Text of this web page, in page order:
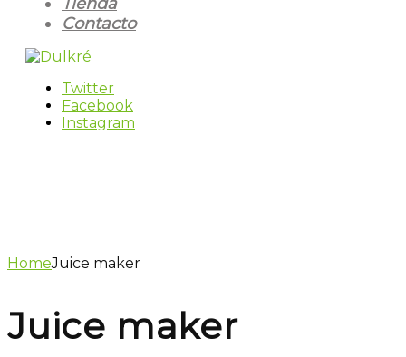
Contacto
Twitter
Facebook
Instagram
HomeJuice maker
Juice maker